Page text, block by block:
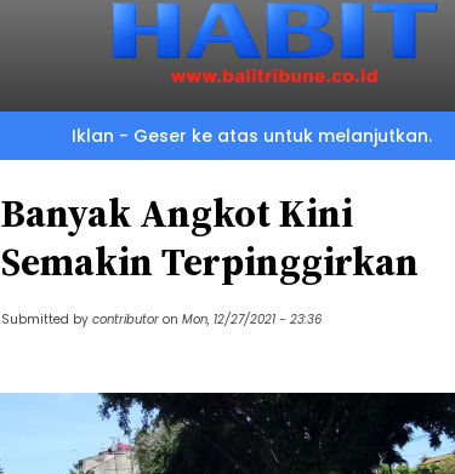
Iklan - Geser ke atas untuk melanjutkan.
Banyak Angkot Kini
Semakin Terpinggirkan
Submitted by contributor on Mon, 12/27/2021 - 23:36